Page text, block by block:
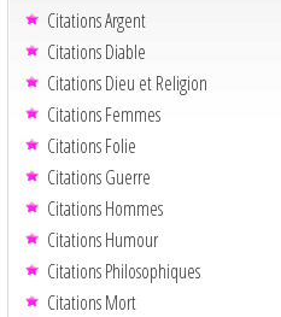
Citations Argent
Citations Diable
Citations Dieu et Religion
Citations Femmes
Citations Folie
Citations Guerre
Citations Hommes
Citations Humour
Citations Philosophiques
Citations Mort